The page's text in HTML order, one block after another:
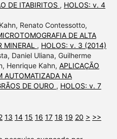
DE ITABIRITOS , HOLOS: v. 4
Renato Contessotto,
DE ALTA
MINERAL , HOLOS: v. 3 (2014)
Daniel Uliana, Guilherme
Henrique Kahn, APLICAÇÃO
AUTOMATIZADA NA
DE OURO , HOLOS: v. 7
13 14 15 16 17 18 19 20 > >>